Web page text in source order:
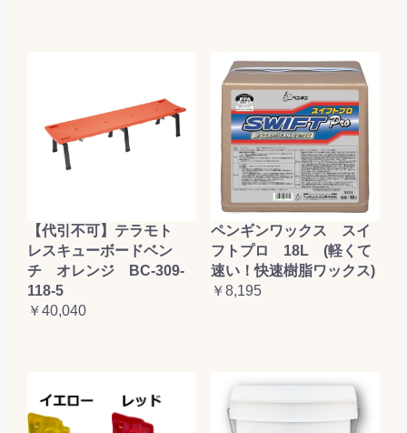
【代引不可】テラモト
レスキューボードベン
チ オレンジ BC-309-
118-5
￥40,040
ペンギンワックス スイ
フトプロ 18L (軽くて
速い！快速樹脂ワックス)
￥8,195